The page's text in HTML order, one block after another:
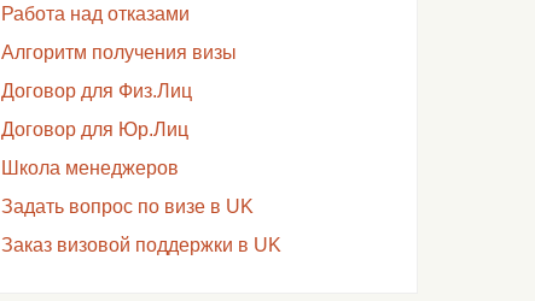
Работа над отказами
Алгоритм получения визы
Договор для Физ.Лиц
Договор для Юр.Лиц
Школа менеджеров
Задать вопрос по визе в UK
Заказ визовой поддержки в UK